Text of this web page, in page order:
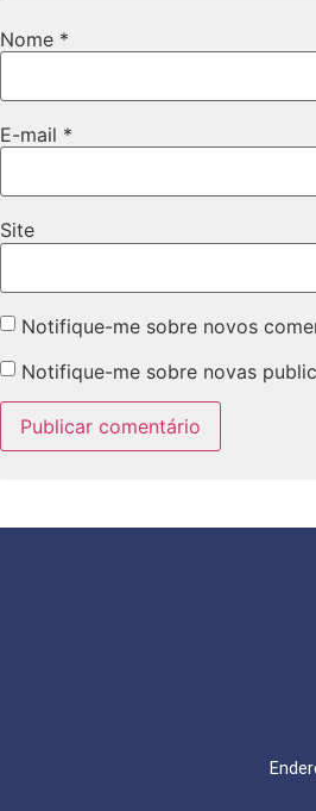
Nome *
E-mail *
Site
Notifique-me sobre novos
Notifique-me sobre novas